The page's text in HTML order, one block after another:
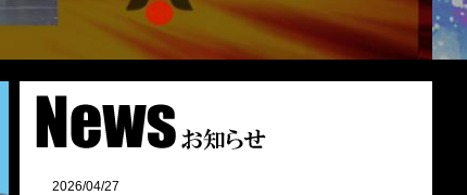
2026/04/27